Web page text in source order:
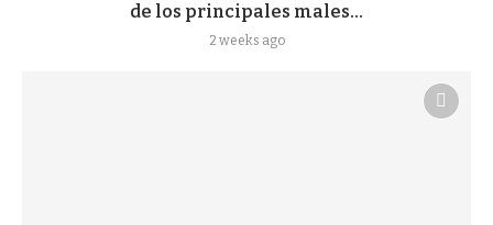
de los principales males...
2 weeks ago